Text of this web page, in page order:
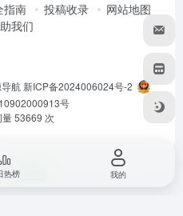
指南 投稿收录
网站地图
我们
航 新ICP备2024006024号-2
号
量53669 次
入
热榜 我的